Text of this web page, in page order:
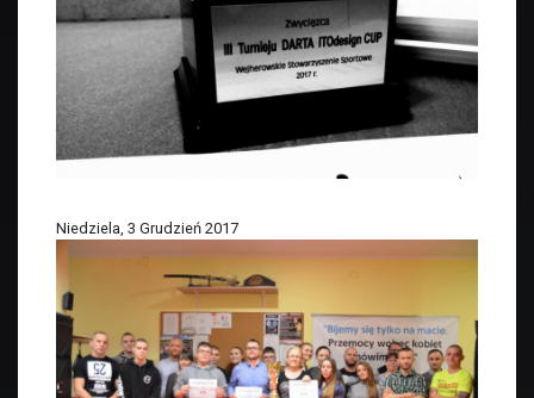
Niedziela, 3 Grudzień 2017